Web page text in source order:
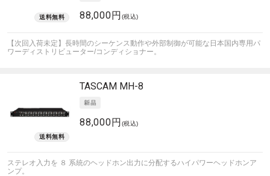
88,000円 (税込)
【次回入荷未定】長時間のシーケンス動作や外部制御が可能な日本国内専用パ
ワーディストリビューター/コンディショナー。
TASCAM MH-8
88,000円 (税込)
ステレオ入力を ８ 系統のヘッドホン出力に分配するハイパワーヘッドホンア
ンプ。